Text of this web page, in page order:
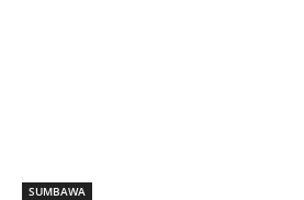
SUMBAWA